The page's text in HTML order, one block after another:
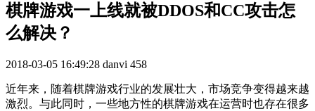
棋牌游戏一上线就被DDOS和CC攻击怎
么解决？
2018-03-05 16:49:28 danvi 458
近年来，随着棋牌游戏行业的发展壮大，市场竞争变得越来越
激烈。与此同时，一些地方性的棋牌游戏在运营时也存在很多